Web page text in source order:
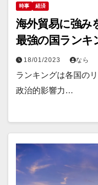
時事 経済
海外貿易に強み
最強の国ランキ
18/01/2023 なら
ランキングは各国の
政治的影響力…